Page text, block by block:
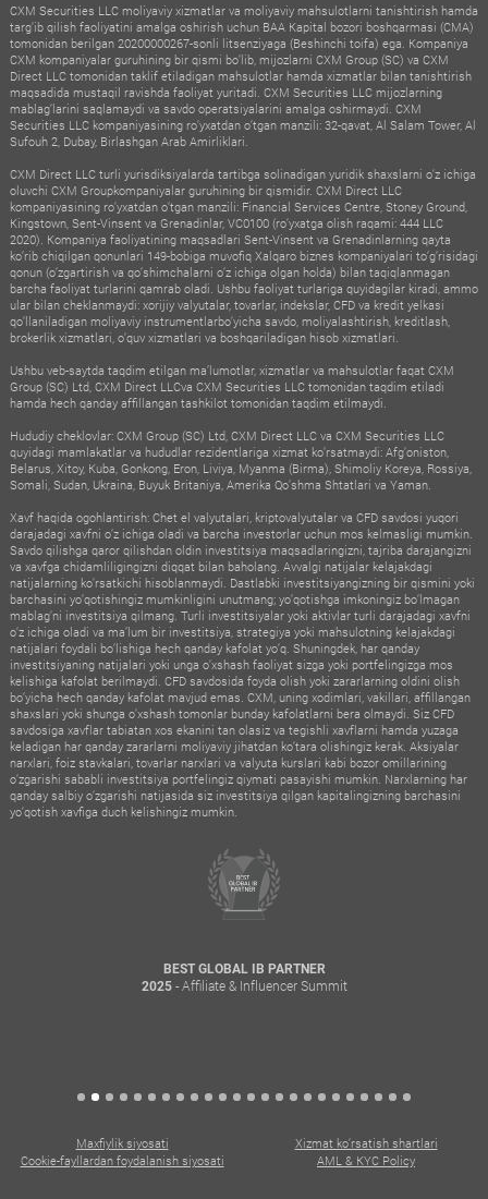
CXM Securities LLC moliyaviy xizmatlar va moliyaviy mahsulotlarni tanishtirish hamda
targ‘ib qilish faoliyatini amalga oshirish uchun BAA Kapital bozori boshqarmasi (CMA)
tomonidan berilgan 20200000267-sonli litsenziyaga (Beshinchi toifa) ega. Kompaniya
CXM kompaniyalar guruhining bir qismi bo‘lib, mijozlarni CXM Group (SC) va CXM
Direct LLC tomonidan taklif etiladigan mahsulotlar hamda xizmatlar bilan tanishtirish
maqsadida mustaqil ravishda faoliyat yuritadi. CXM Securities LLC mijozlarning
mablag‘larini saqlamaydi va savdo operatsiyalarini amalga oshirmaydi. CXM
Securities LLC kompaniyasining ro‘yxatdan o‘tgan manzili: 32-qavat, Al Salam Tower, Al
Sufouh 2, Dubay, Birlashgan Arab Amirliklari.
CXM Direct LLC turli yurisdiksiyalarda tartibga solinadigan yuridik shaxslarni o‘z ichiga
oluvchi CXM Groupkompaniyalar guruhining bir qismidir. CXM Direct LLC
kompaniyasining ro‘yxatdan o‘tgan manzili: Financial Services Centre, Stoney Ground,
Kingstown, Sent-Vinsent va Grenadinlar, VC0100 (ro‘yxatga olish raqami: 444 LLC
2020). Kompaniya faoliyatining maqsadlari Sent-Vinsent va Grenadinlarning qayta
ko‘rib chiqilgan qonunlari 149-bobiga muvofiq Xalqaro biznes kompaniyalari to‘g‘risidagi
qonun (o‘zgartirish va qo‘shimchalarni o‘z ichiga olgan holda) bilan taqiqlanmagan
barcha faoliyat turlarini qamrab oladi. Ushbu faoliyat turlariga quyidagilar kiradi, ammo
ular bilan cheklanmaydi: xorijiy valyutalar, tovarlar, indekslar, CFD va kredit yelkasi
qo‘llaniladigan moliyaviy instrumentlarbo‘yicha savdo, moliyalashtirish, kreditlash,
brokerlik xizmatlari, o‘quv xizmatlari va boshqariladigan hisob xizmatlari.
Ushbu veb-saytda taqdim etilgan ma’lumotlar, xizmatlar va mahsulotlar faqat CXM
Group (SC) Ltd, CXM Direct LLCva CXM Securities LLC tomonidan taqdim etiladi
hamda hech qanday affillangan tashkilot tomonidan taqdim etilmaydi.
Hududiy cheklovlar: CXM Group (SC) Ltd, CXM Direct LLC va CXM Securities LLC
quyidagi mamlakatlar va hududlar rezidentlariga xizmat ko‘rsatmaydi: Afg‘oniston,
Belarus, Xitoy, Kuba, Gonkong, Eron, Liviya, Myanma (Birma), Shimoliy Koreya, Rossiya,
Somali, Sudan, Ukraina, Buyuk Britaniya, Amerika Qo‘shma Shtatlari va Yaman.
Xavf haqida ogohlantirish: Chet el valyutalari, kriptovalyutalar va CFD savdosi yuqori
darajadagi xavfni o‘z ichiga oladi va barcha investorlar uchun mos kelmasligi mumkin.
Savdo qilishga qaror qilishdan oldin investitsiya maqsadlaringizni, tajriba darajangizni
va xavfga chidamliligingizni diqqat bilan baholang. Avvalgi natijalar kelajakdagi
natijalarning ko‘rsatkichi hisoblanmaydi. Dastlabki investitsiyangizning bir qismini yoki
barchasini yo‘qotishingiz mumkinligini unutmang; yo‘qotishga imkoningiz bo‘lmagan
mablag‘ni investitsiya qilmang. Turli investitsiyalar yoki aktivlar turli darajadagi xavfni
o‘z ichiga oladi va ma’lum bir investitsiya, strategiya yoki mahsulotning kelajakdagi
natijalari foydali bo‘lishiga hech qanday kafolat yo‘q. Shuningdek, har qanday
investitsiyaning natijalari yoki unga o‘xshash faoliyat sizga yoki portfelingizga mos
kelishiga kafolat berilmaydi. CFD savdosida foyda olish yoki zararlarning oldini olish
bo‘yicha hech qanday kafolat mavjud emas. CXM, uning xodimlari, vakillari, affillangan
shaxslari yoki shunga o‘xshash tomonlar bunday kafolatlarni bera olmaydi. Siz CFD
savdosiga xavflar tabiatan xos ekanini tan olasiz va tegishli xavflarni hamda yuzaga
keladigan har qanday zararlarni moliyaviy jihatdan ko‘tara olishingiz kerak. Aksiyalar
narxlari, foiz stavkalari, tovarlar narxlari va valyuta kurslari kabi bozor omillarining
o‘zgarishi sababli investitsiya portfelingiz qiymati pasayishi mumkin. Narxlarning har
qanday salbiy o‘zgarishi natijasida siz investitsiya qilgan kapitalingizning barchasini
yo‘qotish xavfiga duch kelishingiz mumkin.
BEST GLOBAL IB PARTNER
2025- Affiliate & Influencer Summit
Maxfiylik siyosati
Xizmat ko‘rsatish shartlari
Cookie-fayllardan foydalanish siyosati
AML & KYC Policy